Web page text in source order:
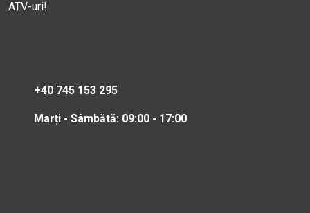
ATV-uri!
+40 745 153 295
Marți - Sâmbătă: 09:00 - 17:00